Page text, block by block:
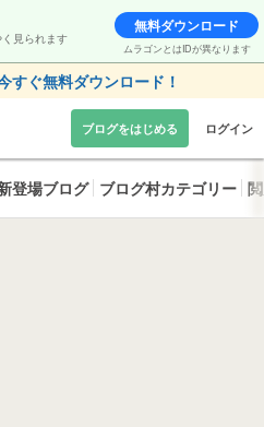
見られます
無料ダウンロード
ムラゴンとはIDが異なります
すぐ無料ダウンロード！
ブログをはじめる ログイン
登場ブログ ブログ村カテゴリー